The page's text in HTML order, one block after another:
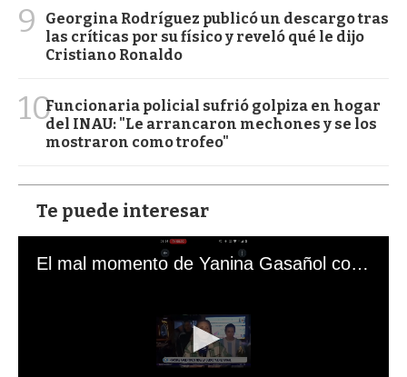
9
Georgina Rodríguez publicó un descargo tras
las críticas por su físico y reveló qué le dijo
Cristiano Ronaldo
10Funcionaria policial sufrió golpiza en hogar
del INAU: "Le arrancaron mechones y se los
mostraron como trofeo"
Te puede interesar
El mal momento de Yanina Gasañol con un hincha argentino en "Subrayado"